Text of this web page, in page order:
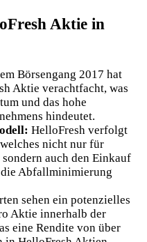
Aktie in
Börsengang 2017 hat
Aktie verachtfacht, was
und das hohe
hindeutet.
HelloFresh verfolgt
nicht nur für
auch den Einkauf
Abfallminimierung
sehen ein potenzielles
Aktie innerhalb der
eine Rendite von über